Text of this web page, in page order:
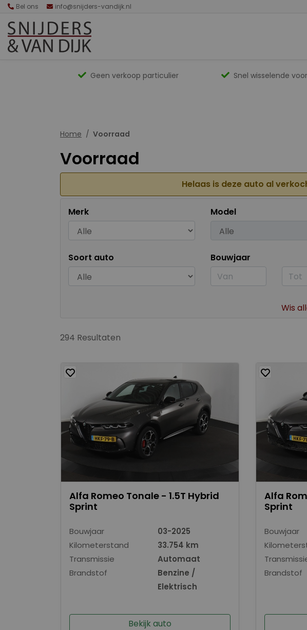
Bel ons info@snijders-vandijk.nl
Geen verkoop particulier Snel wisselende
Home Voorraad
Voorraad
Helaas is deze auto al
Merk Model
Soort auto Bouwjaar
Wis
294 Resultaten
Alfa Romeo Tonale - 1.5T Hybrid
Sprint
Bouwjaar
03-2025
Kilometerstand
33.754 km
Transmissie
Automaat
Brandstof
Benzine /
Elektrisch
Bekijk auto
Alfa
Sprint
Bouwjaar
Brandstof